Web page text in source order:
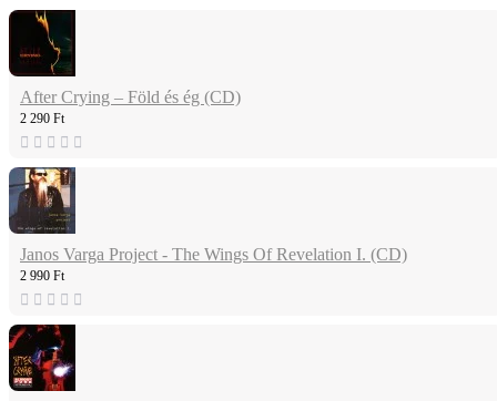
After Crying – Föld és ég (CD)
2 290 Ft
Janos Varga Project - The Wings Of Revelation I. (CD)
2 990 Ft